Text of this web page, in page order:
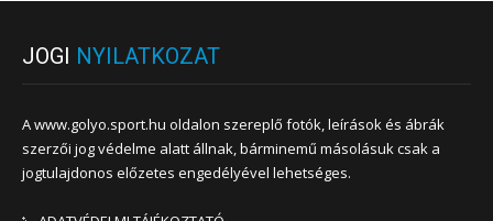
JOGI NYILATKOZAT
A www.golyo.sport.hu oldalon szereplő fotók, leírások és ábrák
szerzői jog védelme alatt állnak, bárminemű másolásuk csak a
jogtulajdonos előzetes engedélyével lehetséges.